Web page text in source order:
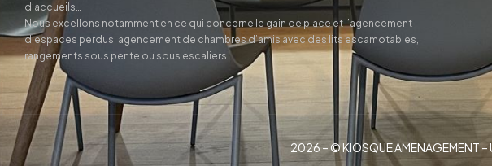
d’accueils…
Nous excellons notamment en ce qui concerne le gain de place et l’agencement
d’espaces perdus: agencement de chambres d’amis avec des lits escamotables,
rangements sous pente ou sous escaliers…
2026 – © KIOSQUE AMENAGEMENT